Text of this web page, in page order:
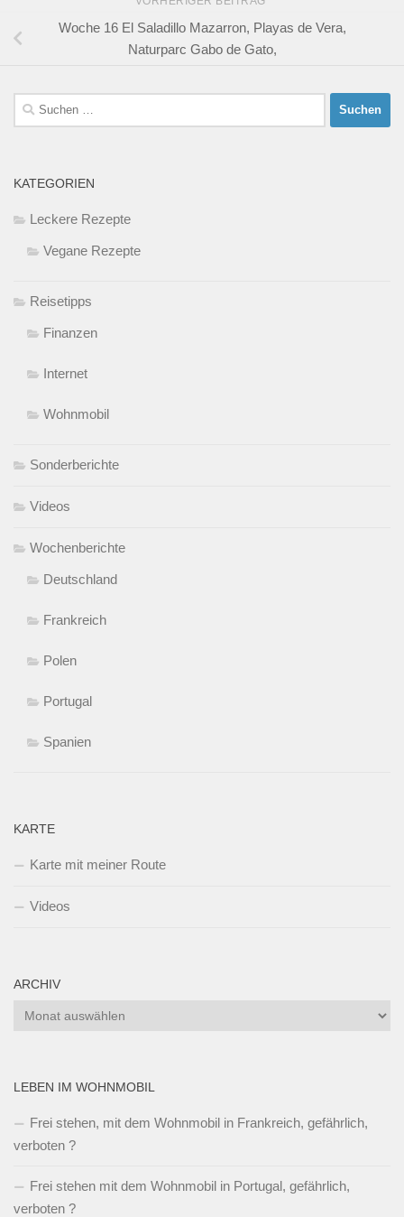
Woche 16 El Saladillo Mazarron, Playas de Vera,
Naturparc Gabo de Gato,
Suchen
nach:
KATEGORIEN
Leckere Rezepte
Vegane Rezepte
Reisetipps
Finanzen
Internet
Wohnmobil
Sonderberichte
Videos
Wochenberichte
Deutschland
Frankreich
Polen
Portugal
Spanien
KARTE
Karte mit meiner Route
Videos
ARCHIV
Archiv
LEBEN IM WOHNMOBIL
Frei stehen, mit dem Wohnmobil in Frankreich, gefährlich,
verboten ?
Frei stehen mit dem Wohnmobil in Portugal, gefährlich,
verboten ?